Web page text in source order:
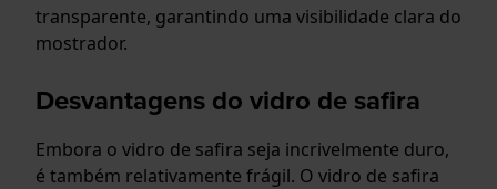
transparente, garantindo uma visibilidade clara do
mostrador.
Desvantagens do vidro de safira
Embora o vidro de safira seja incrivelmente duro,
é também relativamente frágil. O vidro de safira